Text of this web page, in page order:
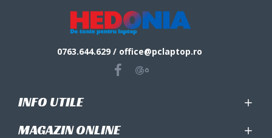
0763.644.629 / office@pclaptop.ro
INFO UTILE
MAGAZIN ONLINE